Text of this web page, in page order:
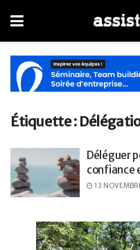
Étiquette :
Déléguer
confiance
13